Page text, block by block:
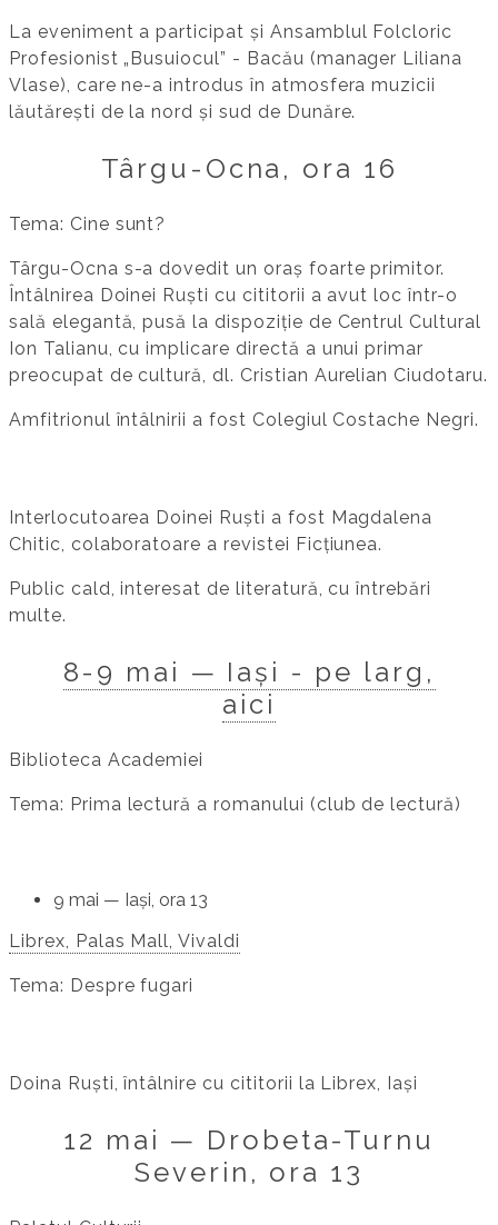
La eveniment a participat și Ansamblul Folcloric
Profesionist „Busuiocul” - Bacău (manager Liliana
Vlase), care ne-a introdus în atmosfera muzicii
lăutărești de la nord și sud de Dunăre.
Târgu-Ocna, ora 16
Tema: Cine sunt?
Târgu-Ocna s-a dovedit un oraș foarte primitor.
Întâlnirea Doinei Ruști cu cititorii a avut loc într-o
sală elegantă, pusă la dispoziție de Centrul Cultural
Ion Talianu, cu implicare directă a unui primar
preocupat de cultură, dl. Cristian Aurelian Ciudotaru.
Amfitrionul întâlnirii a fost Colegiul Costache Negri.
Interlocutoarea Doinei Ruști a fost Magdalena
Chitic, colaboratoare a revistei Ficțiunea.
Public cald, interesat de literatură, cu întrebări
multe.
8-9 mai — Iași - pe larg,
aici
Biblioteca Academiei
Tema: Prima lectură a romanului (club de lectură)
9 mai — Iași, ora 13
Librex, Palas Mall, Vivaldi
Tema: Despre fugari
Doina Ruști, întâlnire cu cititorii la Librex, Iași
12 mai — Drobeta-Turnu
Severin, ora 13